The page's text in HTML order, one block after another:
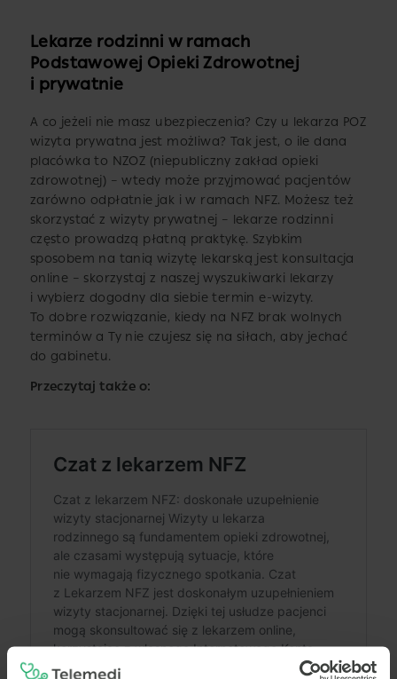
Lekarze rodzinni w ramach
Podstawowej Opieki Zdrowotnej
i prywatnie
A co jeżeli nie masz ubezpieczenia? Czy u lekarza POZ
wizyta prywatna jest możliwa? Tak jest, o ile dana
placówka to NZOZ (niepubliczny zakład opieki
zdrowotnej) – wtedy może przyjmować pacjentów
zarówno odpłatnie jak i w ramach NFZ. Możesz też
skorzystać z wizyty prywatnej – lekarze rodzinni
często prowadzą płatną praktykę. Szybkim
sposobem na tanią wizytę lekarską jest konsultacja
online – skorzystaj z naszej wyszukiwarki lekarzy
i wybierz dogodny dla siebie termin e-wizyty.
To dobre rozwiązanie, kiedy na NFZ brak wolnych
terminów a Ty nie czujesz się na siłach, aby jechać
do gabinetu.
Przeczytaj także o: